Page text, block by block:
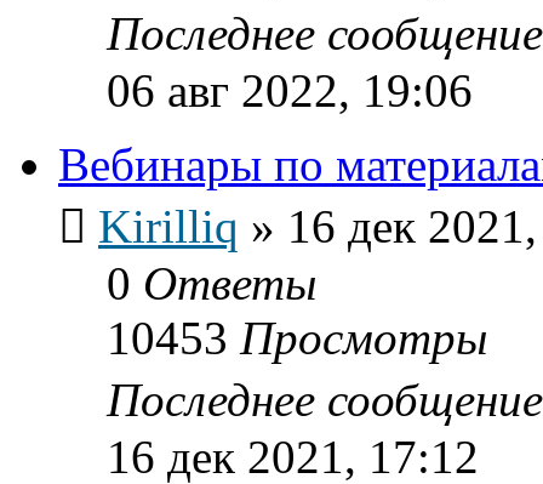
Последнее
06 авг 2022, 19:06
Вебинары по
Kirilliq » 16 дек
0 Ответы
10453 Просмотры
Последнее
16 дек 2021, 17:12